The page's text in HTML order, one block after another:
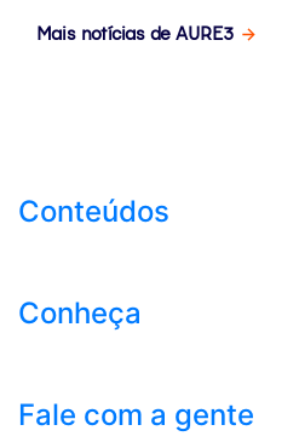
Mais notícias de AURE3
Conteúdos
Conheça
Fale com a gente